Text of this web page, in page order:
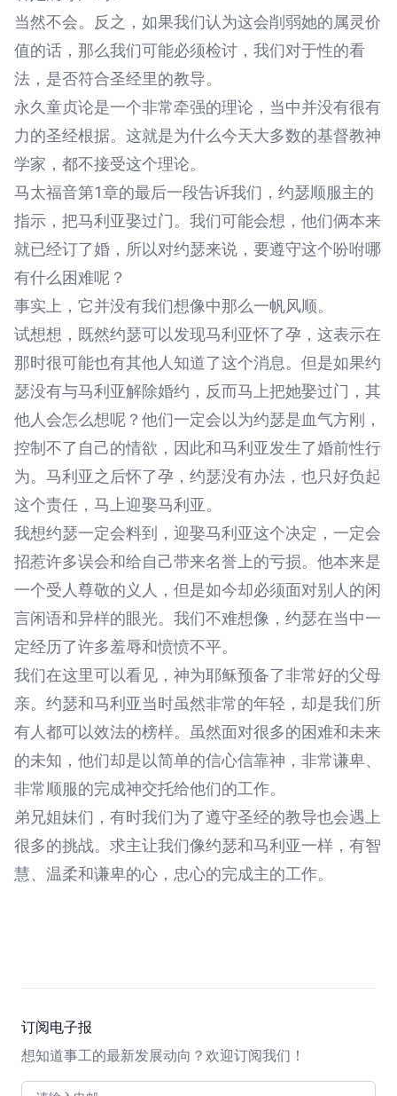
当然不会。反之，如果我们认为这会削弱她的属灵价
值的话，那么我们可能必须检讨，我们对于性的看
法，是否符合圣经里的教导。
永久童贞论是一个非常牵强的理论，当中并没有很有
力的圣经根据。这就是为什么今天大多数的基督教神
学家，都不接受这个理论。
马太福音第1章的最后一段告诉我们，约瑟顺服主的
指示，把马利亚娶过门。我们可能会想，他们俩本来
就已经订了婚，所以对约瑟来说，要遵守这个吩咐哪
有什么困难呢？
事实上，它并没有我们想像中那么一帆风顺。
试想想，既然约瑟可以发现马利亚怀了孕，这表示在
那时很可能也有其他人知道了这个消息。但是如果约
瑟没有与马利亚解除婚约，反而马上把她娶过门，其
他人会怎么想呢？他们一定会以为约瑟是血气方刚，
控制不了自己的情欲，因此和马利亚发生了婚前性行
为。马利亚之后怀了孕，约瑟没有办法，也只好负起
这个责任，马上迎娶马利亚。
我想约瑟一定会料到，迎娶马利亚这个决定，一定会
招惹许多误会和给自己带来名誉上的亏损。他本来是
一个受人尊敬的义人，但是如今却必须面对别人的闲
言闲语和异样的眼光。我们不难想像，约瑟在当中一
定经历了许多羞辱和愤愤不平。
我们在这里可以看见，神为耶稣预备了非常好的父母
亲。约瑟和马利亚当时虽然非常的年轻，却是我们所
有人都可以效法的榜样。虽然面对很多的困难和未来
的未知，他们却是以简单的信心信靠神，非常谦卑、
非常顺服的完成神交托给他们的工作。
弟兄姐妹们，有时我们为了遵守圣经的教导也会遇上
很多的挑战。求主让我们像约瑟和马利亚一样，有智
慧、温柔和谦卑的心，忠心的完成主的工作。
订阅电子报
想知道事工的最新发展动向？欢迎订阅我们！
电邮